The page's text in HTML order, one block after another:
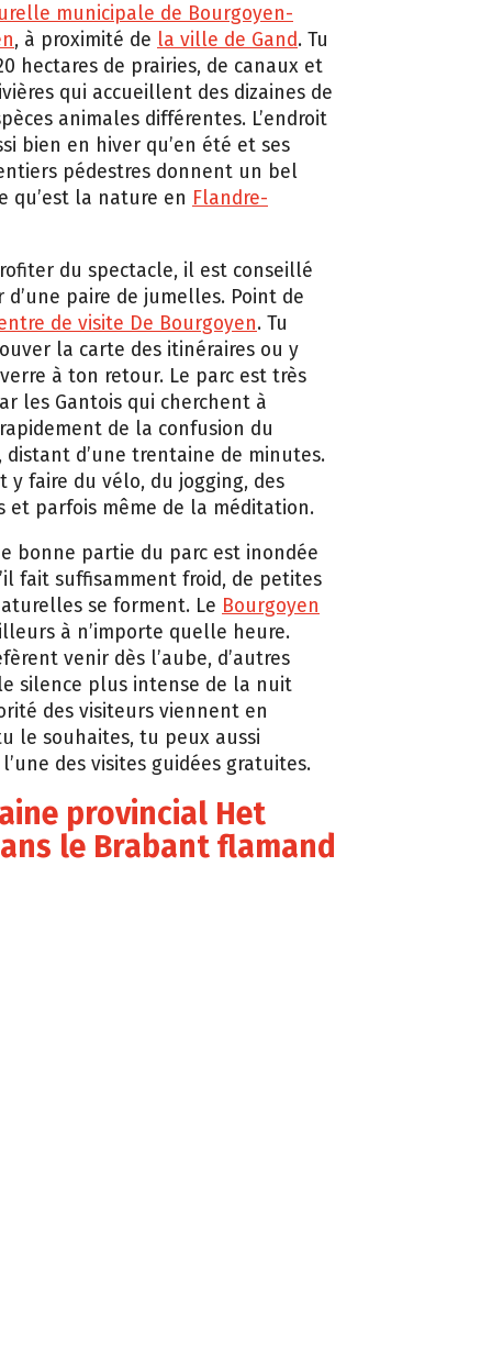
municipale de Bourgoyen-
, à proximité de la ville de Gand. Tu
hectares de prairies, de canaux et
qui accueillent des dizaines de
animales différentes. L’endroit
bien en hiver qu’en été et ses
pédestres donnent un bel
qu’est la nature en Flandre-
du spectacle, il est conseillé
d’une paire de jumelles. Point de
de visite De Bourgoyen. Tu
la carte des itinéraires ou y
à ton retour. Le parc est très
les Gantois qui cherchent à
de la confusion du
distant d’une trentaine de minutes.
y faire du vélo, du jogging, des
et parfois même de la méditation.
bonne partie du parc est inondée
fait suffisamment froid, de petites
se forment. Le Bourgoyen
à n’importe quelle heure.
venir dès l’aube, d’autres
silence plus intense de la nuit
des visiteurs viennent en
le souhaites, tu peux aussi
des visites guidées gratuites.
provincial Het
le Brabant flamand